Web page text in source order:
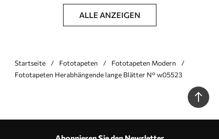
ALLE ANZEIGEN
Startseite Fototapeten
Fototapeten Modern
Fototapeten Herabhängende lange Blätter N° w05523